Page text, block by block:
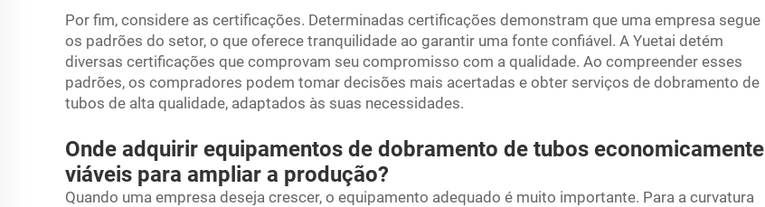
Por fim, considere as certificações. Determinadas certificações demonstram que uma empresa segue
os padrões do setor, o que oferece tranquilidade ao garantir uma fonte confiável. A Yuetai detém
diversas certificações que comprovam seu compromisso com a qualidade. Ao compreender esses
padrões, os compradores podem tomar decisões mais acertadas e obter serviços de dobramento de
tubos de alta qualidade, adaptados às suas necessidades.
Onde adquirir equipamentos de dobramento de tubos economicamente
viáveis para ampliar a produção?
Quando uma empresa deseja crescer, o equipamento adequado é muito importante. Para a curvatura